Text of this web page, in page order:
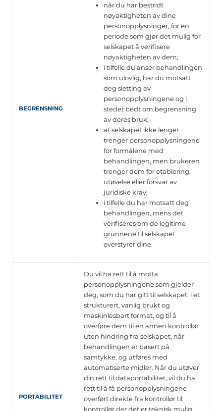
BEGRENSNING
når du har bestridt
nøyaktigheten av dine
personopplysninger, for en
periode som gjør det mulig for
selskapet å verifisere
nøyaktigheten av dem;
i tilfelle du anser behandlingen
som ulovlig, har du motsatt
deg sletting av
personopplysningene og i
stedet bedt om begrensning
av deres bruk;
at selskapet ikke lenger
trenger personopplysningene
for formålene med
behandlingen, men brukeren
trenger dem for etablering,
utøvelse eller forsvar av
juridiske krav;
i tilfelle du har motsatt deg
behandlingen, mens det
verifiseres om de legitime
grunnene til selskapet
overstyrer dine.
PORTABILITET
Du vil ha rett til å motta
personopplysningene som gjelder
deg, som du har gitt til selskapet, i et
strukturert, vanlig brukt og
maskinlesbart format, og til å
overføre dem til en annen kontrollør
uten hindring fra selskapet, når
behandlingen er basert på
samtykke, og utføres med
automatiserte midler. Når du utøver
din rett til dataportabilitet, vil du ha
rett til å få personopplysningene
overført direkte fra kontrollør til
kontrollør der det er teknisk mulig.